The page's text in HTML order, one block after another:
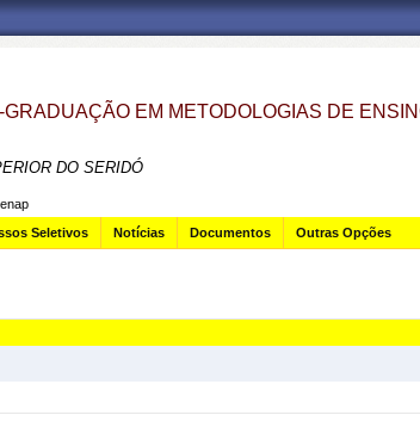
EM METODOLOGIAS DE
DO SERIDÓ
Seletivos Notícias Documentos Outras Opções